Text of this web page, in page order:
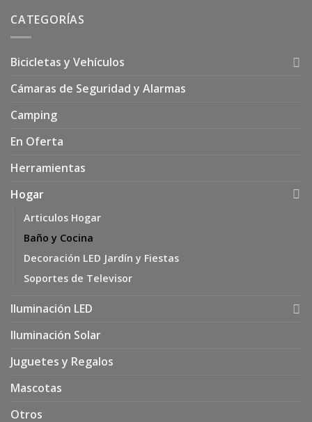
CATEGORÍAS
Bicicletas y Vehículos
Cámaras de Seguridad y Alarmas
Camping
En Oferta
Herramientas
Hogar
Articulos Hogar
Baño y Cocina
Decoración LED Jardín y Fiestas
Soportes de Televisor
Iluminación LED
Iluminación Solar
Juguetes y Regalos
Mascotas
Otros